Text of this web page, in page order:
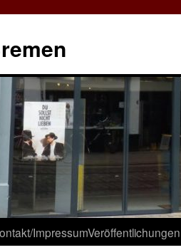
ImpressumVeröffentlichungen